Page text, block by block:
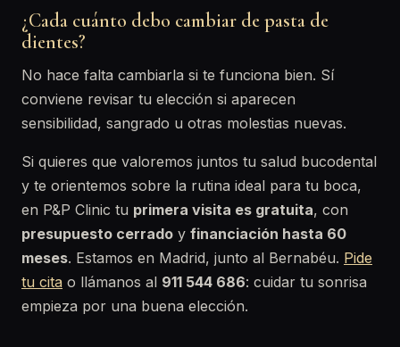
¿Cada cuánto debo cambiar de pasta de
dientes?
No hace falta cambiarla si te funciona bien. Sí
conviene revisar tu elección si aparecen
sensibilidad, sangrado u otras molestias nuevas.
Si quieres que valoremos juntos tu salud bucodental
y te orientemos sobre la rutina ideal para tu boca,
en P&P Clinic tu primera visita es gratuita, con
presupuesto cerrado y financiación hasta 60
meses. Estamos en Madrid, junto al Bernabéu. Pide
tu cita o llámanos al 911 544 686: cuidar tu sonrisa
empieza por una buena elección.